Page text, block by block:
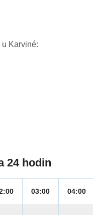
Karviné:
24 hodin
03:00 04:00